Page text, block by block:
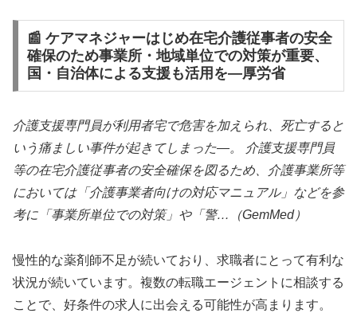
📰 ケアマネジャーはじめ在宅介護従事者の安全
確保のため事業所・地域単位での対策が重要、
国・自治体による支援も活用を―厚労省
介護支援専門員が利用者宅で危害を加えられ、死亡すると
いう痛ましい事件が起きてしまった―。 介護支援専門員
等の在宅介護従事者の安全確保を図るため、介護事業所等
においては「介護事業者向けの対応マニュアル」などを参
考に「事業所単位での対策」や「警…（GemMed）
慢性的な薬剤師不足が続いており、求職者にとって有利な
状況が続いています。複数の転職エージェントに相談する
ことで、好条件の求人に出会える可能性が高まります。